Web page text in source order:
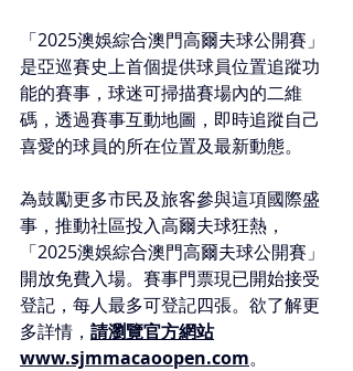
「2025澳娛綜合澳門高爾夫球公開賽」
是亞巡賽史上首個提供球員位置追蹤功
能的賽事，球迷可掃描賽場內的二維
碼，透過賽事互動地圖，即時追蹤自己
喜愛的球員的所在位置及最新動態。
為鼓勵更多市民及旅客參與這項國際盛
事，推動社區投入高爾夫球狂熱，
「2025澳娛綜合澳門高爾夫球公開賽」
開放免費入場。賽事門票現已開始接受
登記，每人最多可登記四張。欲了解更
多詳情， 請瀏覽官方網站
www.sjmmacaoopen.com。